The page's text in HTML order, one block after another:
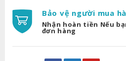
Bảo vệ người mua
Nhận hoàn tiền Nếu
đơn hàng